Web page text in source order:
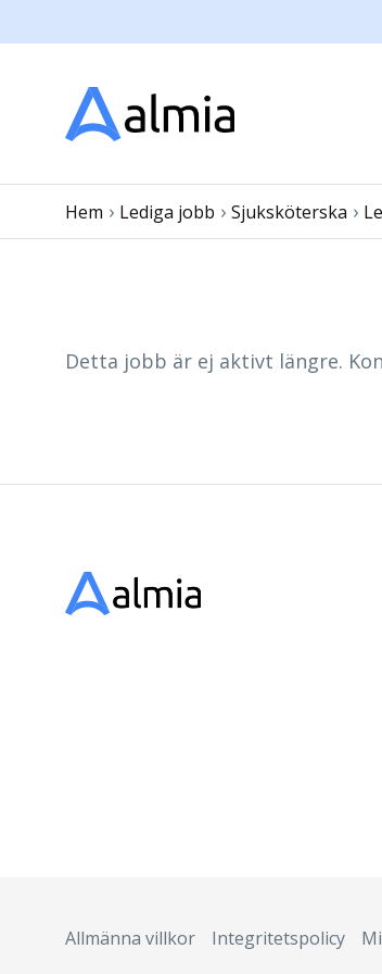
Hem › Lediga jobb › Sjuksköterska ›
Detta jobb är ej aktivt längre.
Allmänna villkor Integritetspolicy